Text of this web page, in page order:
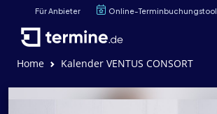
Für Anbieter Online-Terminbuchungstool
Home Kalender VENTUS CONSORT